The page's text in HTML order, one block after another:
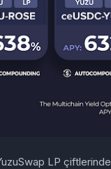
LP çiftlerinde